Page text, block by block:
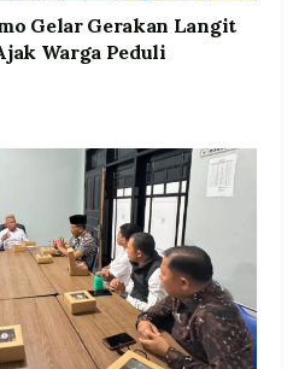
Gelar Gerakan Langit
Warga Peduli